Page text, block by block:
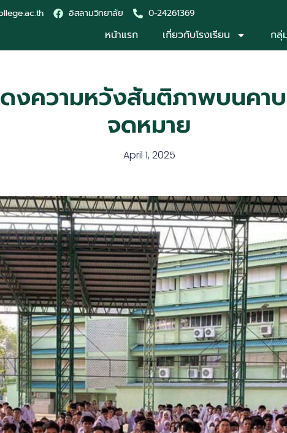
อิสลามวิทยาลัย 0-24261369
หน้าแรก เกี่ยวกับโรงเรียน กลุ่
งความหวังสันติภาพบนคา
จดหมาย
April 1, 2025